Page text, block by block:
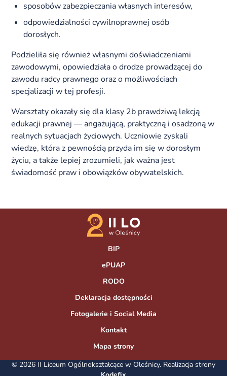
sposobów zabezpieczania własnych interesów,
odpowiedzialności cywilnoprawnej osób
dorosłych.
Podzieliła się również własnymi doświadczeniami
zawodowymi, opowiedziała o drodze prowadzącej do
zawodu radcy prawnego oraz o możliwościach
specjalizacji w tej profesji.
Warsztaty okazały się dla klasy 2b prawdziwą lekcją
edukacji prawnej — angażującą, praktyczną i osadzoną w
realnych sytuacjach życiowych. Uczniowie zyskali
wiedzę, która z pewnością przyda im się w dorosłym
życiu, a także lepiej zrozumieli, jak ważna jest
świadomość praw i obowiązków obywatelskich.
BIP
ePUAP
RODO
Deklaracja dostępności
Fotogalerie i Social Media
Kontakt
Mapa strony
© 2026 II Liceum Ogólnokształcące w Oleśnicy. Realizacja strony